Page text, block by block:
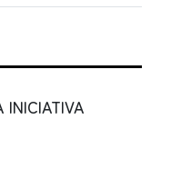
INICIATIVA